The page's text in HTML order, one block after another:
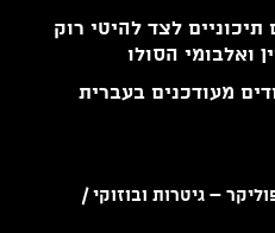
לצד להיטי רוק
ואלבומי הסולו
מעודכנים בעברית
– גיטרות ובוזוקי /